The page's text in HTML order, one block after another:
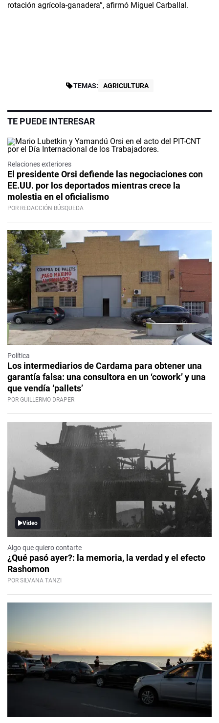
rotación agrícola-ganadera”, afirmó Miguel Carballal.
TEMAS: AGRICULTURA
TE PUEDE INTERESAR
Relaciones exteriores
El presidente Orsi defiende las negociaciones con
EE.UU. por los deportados mientras crece la
molestia en el oficialismo
POR REDACCIÓN BÚSQUEDA
Política
Los intermediarios de Cardama para obtener una
garantía falsa: una consultora en un ‘cowork’ y una
que vendía ‘pallets’
POR GUILLERMO DRAPER
Video
Algo que quiero contarte
¿Qué pasó ayer?: la memoria, la verdad y el efecto
Rashomon
POR SILVANA TANZI